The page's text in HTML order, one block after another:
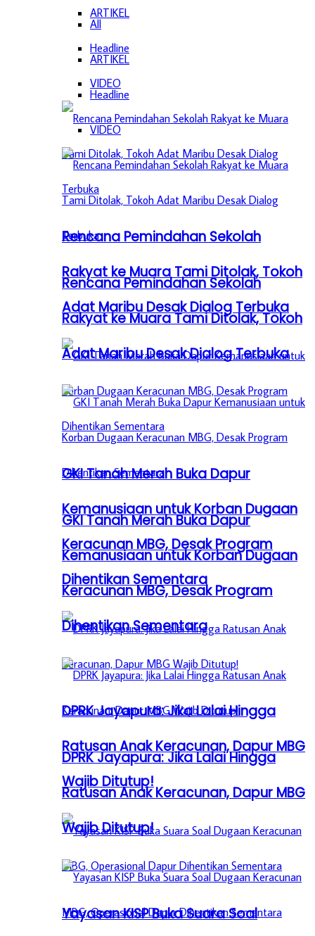
ARTIKEL
Headline
VIDEO
Rencana Pemindahan Sekolah
Rakyat ke Muara Tami Ditolak, Tokoh
Adat Maribu Desak Dialog Terbuka
GKI Tanah Merah Buka Dapur
Kemanusiaan untuk Korban Dugaan
Keracunan MBG, Desak Program
Dihentikan Sementara
DPRK Jayapura: Jika Lalai Hingga
Ratusan Anak Keracunan, Dapur MBG
Wajib Ditutup!
Yayasan KISP Buka Suara Soal
All
ARTIKEL
Headline
VIDEO
Rencana Pemindahan Sekolah
Rakyat ke Muara Tami Ditolak, Tokoh
Adat Maribu Desak Dialog Terbuka
GKI Tanah Merah Buka Dapur
Kemanusiaan untuk Korban Dugaan
Keracunan MBG, Desak Program
Dihentikan Sementara
DPRK Jayapura: Jika Lalai Hingga
Ratusan Anak Keracunan, Dapur MBG
Wajib Ditutup!